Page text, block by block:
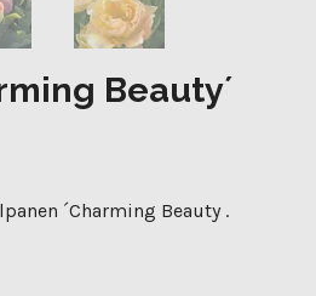
Beauty´
´Charming Beauty .